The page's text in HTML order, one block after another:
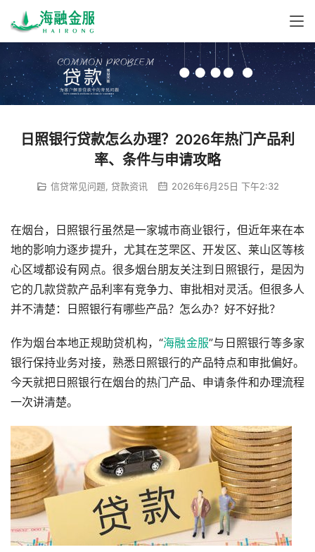
日照银行贷款怎么办理？2026年热门产品利
率、条件与申请攻略
信贷常见问题, 贷款资讯 2026年6月25日 下午2:32
在烟台，日照银行虽然是一家城市商业银行，但近年来在本
地的影响力逐步提升，尤其在芝罘区、开发区、莱山区等核
心区域都设有网点。很多烟台朋友关注到日照银行，是因为
它的几款贷款产品利率有竞争力、审批相对灵活。但很多人
并不清楚：日照银行有哪些产品？怎么办？好不好批？
作为烟台本地正规助贷机构，“海融金服”与日照银行等多家
银行保持业务对接，熟悉日照银行的产品特点和审批偏好。
今天就把日照银行在烟台的热门产品、申请条件和办理流程
一次讲清楚。